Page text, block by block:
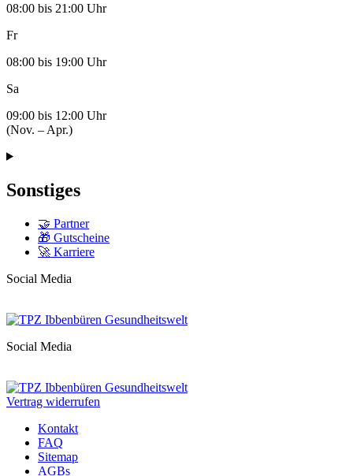
08:00 bis 21:00 Uhr
Fr
08:00 bis 19:00 Uhr
Sa
09:00 bis 12:00 Uhr
(Nov. – Apr.)
Sonstiges
🤝 Partner
🎁 Gutscheine
🚀 Karriere
Social Media
Social Media
Vertrag widerrufen
Kontakt
FAQ
Sitemap
AGBs